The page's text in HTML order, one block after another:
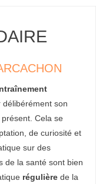
délibérément son
Cela se
de curiosité et
sur des
de la santé sont bien
régulière de la